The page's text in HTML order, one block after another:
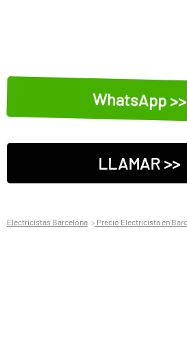
WhatsApp >>
LLAMAR >>
Electricistas Barcelona Precio Electricista en